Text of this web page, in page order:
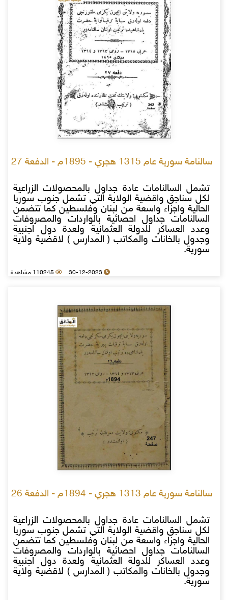
سالنامة سورية عام 1315 هجري - 1895م - الدفعة 27
تشمل السالنامات عادة جداول بالمحصولات الزراعية
لكل سناجق واقضية الولاية التي تشمل جنوب سوريا
الحالية واجزاء واسعة من لبنان وفلسطين كما تتضمن
السالنامات جداول احصائية بالواردات والمصروفات
وعدد العساكر للدولة العثمانية ولعدة دول اجنبية
وجدول بالخانات والمكاتب ( المدارس ) لاقضية ولاية
سورية.
30-12-2023 110245 مشاهدة
سالنامة سورية عام 1313 هجري - 1894م - الدفعة 26
تشمل السالنامات عادة جداول بالمحصولات الزراعية
لكل سناجق واقضية الولاية التي تشمل جنوب سوريا
الحالية واجزاء واسعة من لبنان وفلسطين كما تتضمن
السالنامات جداول احصائية بالواردات والمصروفات
وعدد العساكر للدولة العثمانية ولعدة دول اجنبية
وجدول بالخانات والمكاتب ( المدارس ) لاقضية ولاية
سورية.